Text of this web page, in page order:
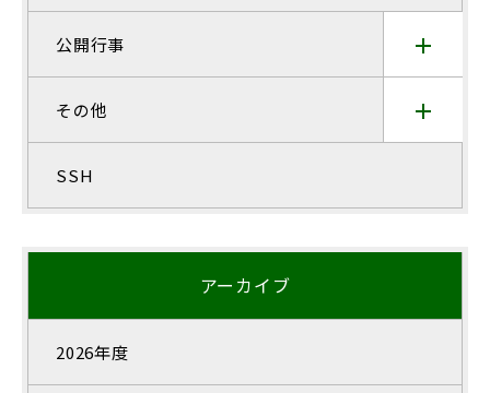
公開行事
その他
SSH
アーカイブ
2026年度